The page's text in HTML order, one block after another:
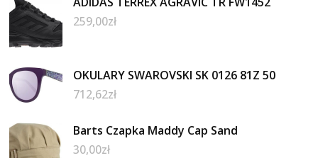
259,00zł
OKULARY SWAROVSKI SK 0126 81Z 50
712,62zł
Barts Czapka Maddy Cap Sand
30,00zł